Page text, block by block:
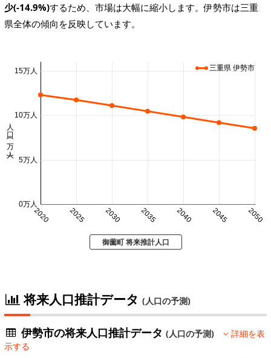
少(-14.9%)するため、市場は大幅に縮小します。伊勢市は三重
県全体の傾向を反映しています。
2020 2025 2030 2035 2040 2045 2050
0万人
5万人
10万人
15万人
人口 (万人)
三重県 伊勢市
御薗町 将来推計人口
将来人口推計データ (人口の予測)
伊勢市の将来人口推計データ(人口の予測)
詳細を表
示する